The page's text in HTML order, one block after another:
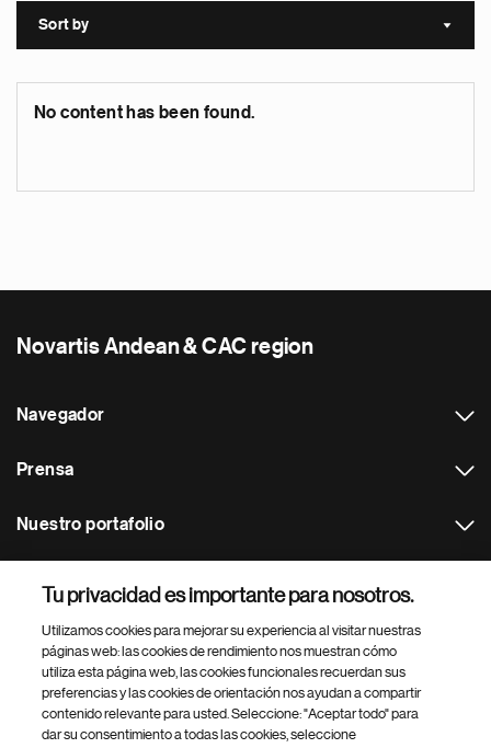
Sort by Sort
No content has been found.
Novartis Andean & CAC region
Navegador
Prensa
Nuestro portafolio
Footer Site Search
Tu privacidad es importante para nosotros.
Utilizamos cookies para mejorar su experiencia al visitar nuestras
páginas web: las cookies de rendimiento nos muestran cómo
utiliza esta página web, las cookies funcionales recuerdan sus
preferencias y las cookies de orientación nos ayudan a compartir
contenido relevante para usted. Seleccione: "Aceptar todo" para
dar su consentimiento a todas las cookies, seleccione